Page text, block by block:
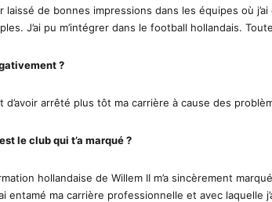
laissé de bonnes impressions dans les équipes où
J’ai pu m’intégrer dans le football hollandais.
?
d’avoir arrêté plus tôt ma carrière à cause des
le club qui t’a marqué ?
hollandaise de Willem II m’a sincèrement
entamé ma carrière professionnelle et avec laquelle